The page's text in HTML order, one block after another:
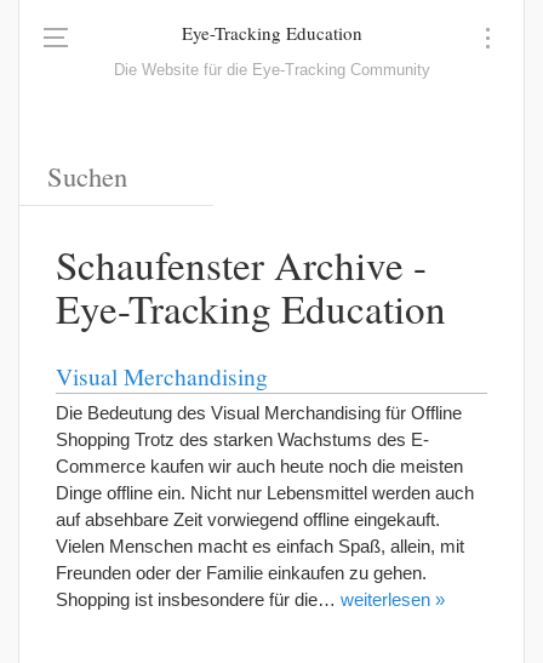
Eye-Tracking Education
Die Website für die Eye-Tracking Community
Schaufenster Archive -
Eye-Tracking Education
Visual Merchandising
Die Bedeutung des Visual Merchandising für Offline
Shopping Trotz des starken Wachstums des E-
Commerce kaufen wir auch heute noch die meisten
Dinge offline ein. Nicht nur Lebensmittel werden auch
auf absehbare Zeit vorwiegend offline eingekauft.
Vielen Menschen macht es einfach Spaß, allein, mit
Freunden oder der Familie einkaufen zu gehen.
Shopping ist insbesondere für die… weiterlesen »